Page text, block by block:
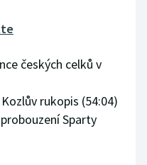
českých celků v
rukopis (54:04)
Sparty